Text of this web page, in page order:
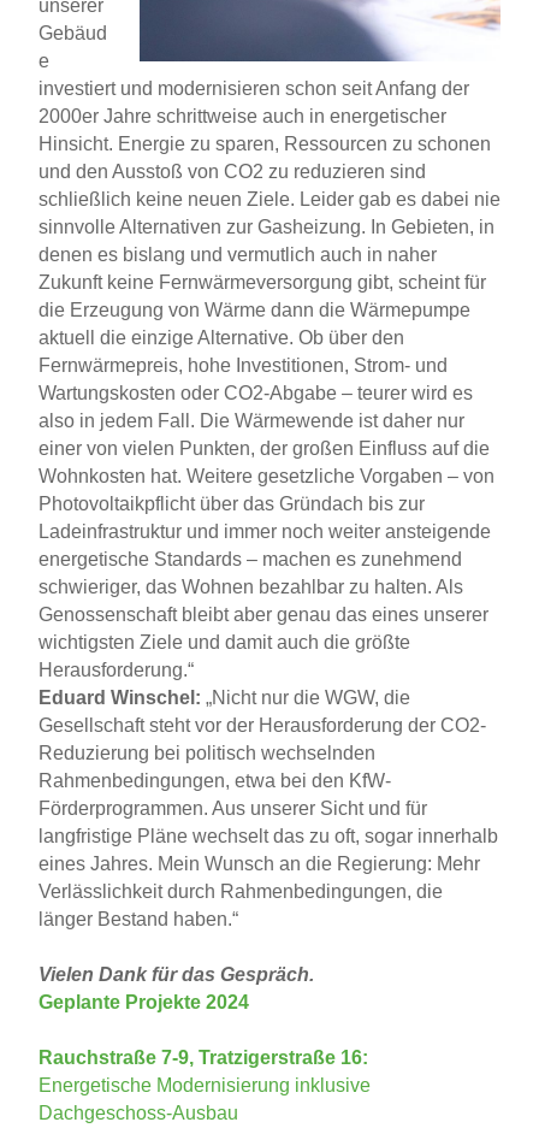
unserer
Gebäud
e
investiert und modernisieren schon seit Anfang der
2000er Jahre schrittweise auch in energetischer
Hinsicht. Energie zu sparen, Ressourcen zu schonen
und den Ausstoß von CO2 zu reduzieren sind
schließlich keine neuen Ziele. Leider gab es dabei nie
sinnvolle Alternativen zur Gasheizung. In Gebieten, in
denen es bislang und vermutlich auch in naher
Zukunft keine Fernwärmeversorgung gibt, scheint für
die Erzeugung von Wärme dann die Wärmepumpe
aktuell die einzige Alternative. Ob über den
Fernwärmepreis, hohe Investitionen, Strom- und
Wartungskosten oder CO2-Abgabe – teurer wird es
also in jedem Fall. Die Wärmewende ist daher nur
einer von vielen Punkten, der großen Einfluss auf die
Wohnkosten hat. Weitere gesetzliche Vorgaben – von
Photovoltaikpflicht über das Gründach bis zur
Ladeinfrastruktur und immer noch weiter ansteigende
energetische Standards – machen es zunehmend
schwieriger, das Wohnen bezahlbar zu halten. Als
Genossenschaft bleibt aber genau das eines unserer
wichtigsten Ziele und damit auch die größte
Herausforderung.“
Eduard Winschel: „Nicht nur die WGW, die
Gesellschaft steht vor der Herausforderung der CO2-
Reduzierung bei politisch wechselnden
Rahmenbedingungen, etwa bei den KfW-
Förderprogrammen. Aus unserer Sicht und für
langfristige Pläne wechselt das zu oft, sogar innerhalb
eines Jahres. Mein Wunsch an die Regierung: Mehr
Verlässlichkeit durch Rahmenbedingungen, die
länger Bestand haben.“
Vielen Dank für das Gespräch.
Geplante Projekte 2024
Rauchstraße 7-9, Tratzigerstraße 16:
Energetische Modernisierung inklusive
Dachgeschoss-Ausbau